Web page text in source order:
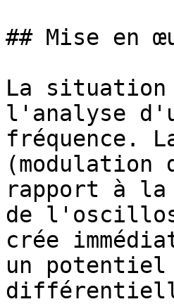
## Mise en
La
l'analyse
fréquence.
rapport à
de
crée
un